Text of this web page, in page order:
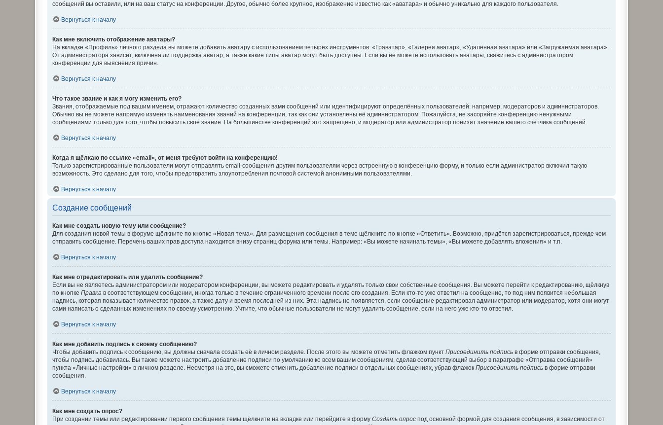
сообщений вы оставили, или на ваш статус на конференции. Другое, обычно более крупное, изображение известно как «аватара» и обычно уникально для каждого пользователя.
Вернуться к началу
Как мне включить отображение аватары?
На вкладке «Профиль» личного раздела вы можете добавить аватару с использованием четырёх инструментов: «Граватар», «Галерея аватар», «Удалённая аватара» или «Загружаемая аватара».
От администратора зависит, включена ли поддержка аватар, а также какие типы аватар могут быть доступны. Если вы не можете использовать аватары, свяжитесь с администратором
конференции для выяснения причин.
Вернуться к началу
Что такое звание и как я могу изменить его?
Звания, отображаемые под вашим именем, отражают количество созданных вами сообщений или идентифицируют определённых пользователей: например, модераторов и администраторов.
Обычно вы не можете напрямую изменять наименования званий на конференции, так как они установлены её администратором. Пожалуйста, не засоряйте конференцию ненужными
сообщениями только для того, чтобы повысить своё звание. На большинстве конференций это запрещено, и модератор или администратор понизят значение вашего счётчика сообщений.
Вернуться к началу
Когда я щёлкаю по ссылке «email», от меня требуют войти на конференцию!
Только зарегистрированные пользователи могут отправлять email-сообщения другим пользователям через встроенную в конференцию форму, и только если администратор включил такую
возможность. Это сделано для того, чтобы предотвратить злоупотребления почтовой системой анонимными пользователями.
Вернуться к началу
Создание сообщений
Как мне создать новую тему или сообщение?
Для создания новой темы в форуме щёлкните по кнопке «Новая тема». Для размещения сообщения в теме щёлкните по кнопке «Ответить». Возможно, придётся зарегистрироваться, прежде чем
отправить сообщение. Перечень ваших прав доступа находится внизу страниц форума или темы. Например: «Вы можете начинать темы», «Вы можете добавлять вложения» и т.п.
Вернуться к началу
Как мне отредактировать или удалить сообщение?
Если вы не являетесь администратором или модератором конференции, вы можете редактировать и удалять только свои собственные сообщения. Вы можете перейти к редактированию, щёлкнув
по кнопке Правка в соответствующем сообщении, иногда только в течение ограниченного времени после его создания. Если кто-то уже ответил на сообщение, то под ним появится небольшая
надпись, которая показывает количество правок, а также дату и время последней из них. Эта надпись не появляется, если сообщение редактировал администратор или модератор, хотя они могут
сами написать о сделанных изменениях по своему усмотрению. Учтите, что обычные пользователи не могут удалить сообщение, если на него уже кто-то ответил.
Вернуться к началу
Как мне добавить подпись к своему сообщению?
Чтобы добавить подпись к сообщению, вы должны сначала создать её в личном разделе. После этого вы можете отметить флажком пункт Присоединить подпись в форме отправки сообщения,
чтобы подпись добавилась. Вы также можете настроить добавление подписи по умолчанию ко всем вашим сообщениям, сделав соответствующий выбор в параграфе «Отправка сообщений»
пункта «Личные настройки» в личном разделе. Несмотря на это, вы сможете отменить добавление подписи в отдельных сообщениях, убрав флажок Присоединить подпись в форме отправки
сообщения.
Вернуться к началу
Как мне создать опрос?
При создании темы или редактировании первого сообщения темы щёлкните на вкладке или перейдите в форму Создать опрос под основной формой для создания сообщения, в зависимости от